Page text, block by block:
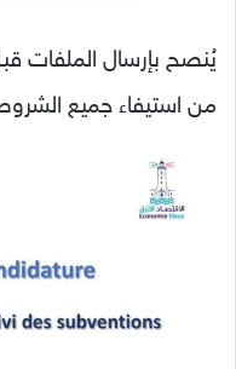
يُنصح بإرسال الملفات
من استيفاء جميع